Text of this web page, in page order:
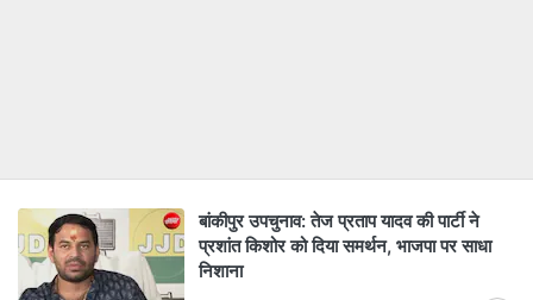
बांकीपुर उपचुनाव: तेज प्रताप यादव की पार्टी ने
प्रशांत किशोर को दिया समर्थन, भाजपा पर साधा
निशाना